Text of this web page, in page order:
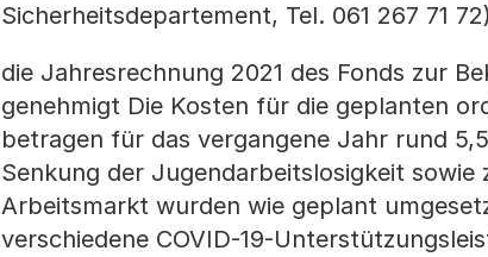
Sicherheitsdepartement, Tel. 061 267 71 72)
die Jahresrechnung 2021 des Fonds zur
genehmigt Die Kosten für die geplanten
betragen für das vergangene Jahr rund
Senkung der Jugendarbeitslosigkeit
Arbeitsmarkt wurden wie geplant
verschiedene COVID-19-